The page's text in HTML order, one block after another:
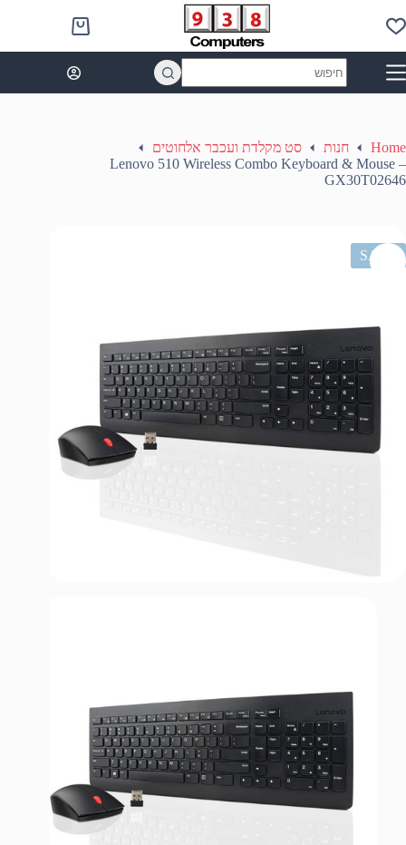
to
content
Shopping
cart
results
Home חנות
סט מקלדת ועכבר אלחוטים
Lenovo 510 Wireless Combo Keyboard & Mouse –
GX30T02646
SALE